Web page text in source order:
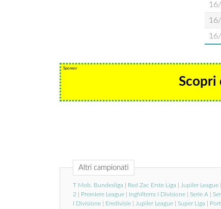
Sponsor
Scopri
Altri campionati
T Mob. Bundesliga Red Zac Erste Liga Jupiler League
2
Premiere League Inghilterra I Divisione Serie A
I Divisione
Eredivisie Jupiler League Super Liga